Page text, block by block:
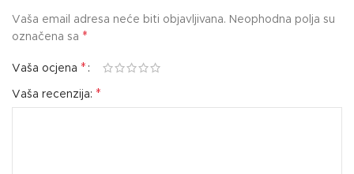
Vaša email adresa neće biti objavljivana. Neophodna polja su
označena sa *
Vaša ocjena *
Vaša recenzija: *